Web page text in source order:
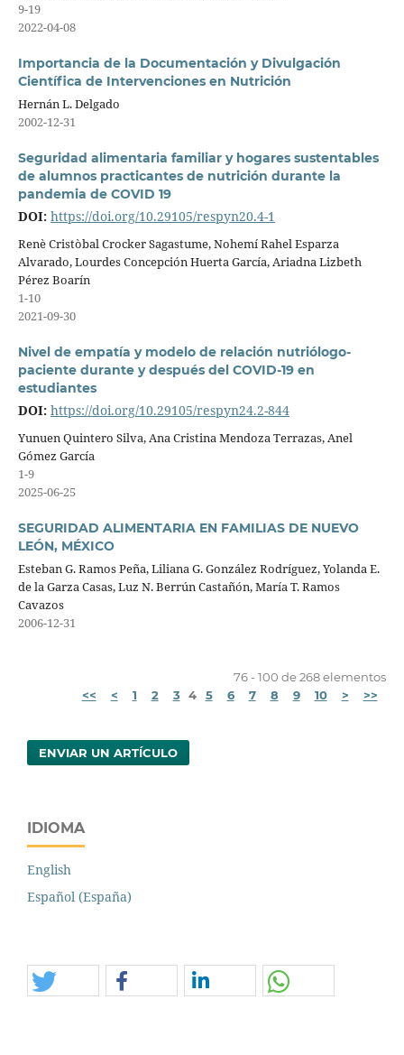
9-19
2022-04-08
Importancia de la Documentación y Divulgación
Científica de Intervenciones en Nutrición
Hernán L. Delgado
2002-12-31
Seguridad alimentaria familiar y hogares sustentables
de alumnos practicantes de nutrición durante la
pandemia de COVID 19
DOI: https://doi.org/10.29105/respyn20.4-1
Renè Cristòbal Crocker Sagastume, Nohemí Rahel Esparza
Alvarado, Lourdes Concepción Huerta García, Ariadna Lizbeth
Pérez Boarín
1-10
2021-09-30
Nivel de empatía y modelo de relación nutriólogo-
paciente durante y después del COVID-19 en
estudiantes
DOI: https://doi.org/10.29105/respyn24.2-844
Yunuen Quintero Silva, Ana Cristina Mendoza Terrazas, Anel
Gómez García
1-9
2025-06-25
SEGURIDAD ALIMENTARIA EN FAMILIAS DE NUEVO
LEÓN, MÉXICO
Esteban G. Ramos Peña, Liliana G. González Rodríguez, Yolanda E.
de la Garza Casas, Luz N. Berrún Castañón, María T. Ramos
Cavazos
2006-12-31
76 - 100 de 268 elementos
<<
< 1 2 3 4 5 6 7 8 9 10 > >>
ENVIAR UN ARTÍCULO
IDIOMA
English
Español (España)